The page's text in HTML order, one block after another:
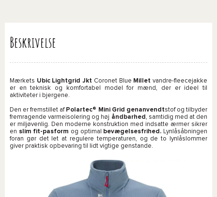
Beskrivelse
Mærkets Ubic Lightgrid Jkt Coronet Blue Millet vandre-fleecejakke
er en teknisk og komfortabel model for mænd, der er ideel til
aktiviteter i bjergene.
Den er fremstillet af Polartec® Mini Grid genanvendtstof og tilbyder
fremragende varmeisolering og høj åndbarhed , samtidig med at den
er miljøvenlig. Den moderne konstruktion med indsatte ærmer sikrer
en slim fit-pasform og optimal bevægelsesfrihed. Lynlåsåbningen
foran gør det let at regulere temperaturen, og de to lynlåslommer
giver praktisk opbevaring til lidt vigtige genstande.